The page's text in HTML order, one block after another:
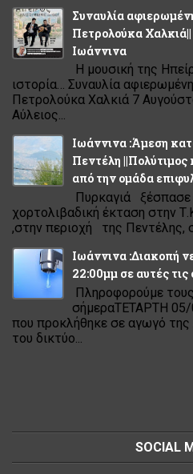
Συναυλία
Πετρολούκα
Ιωάννινα
Η μουσική της
ιστορία… Συναυλία
Πετρολούκα Χαλκιά 7
Αύλειος...
Ιωάννινα :Άμεση
Πεντέλη ||Πολύτιμος
από την ομάδα
Πυρκαγιά ξέσπασε
χορτολιβαδική έκταση στην
,στην περιοχή της Πεντέλης,
Ιωάννινα :Διακοπή
22:00μμ σε αυτές
Πληροφορούμε
σήμεραΤΕΤΑΡΤΗ
που προκλήθηκε σε αγωγό της
του δικτύο...
SOCIAL